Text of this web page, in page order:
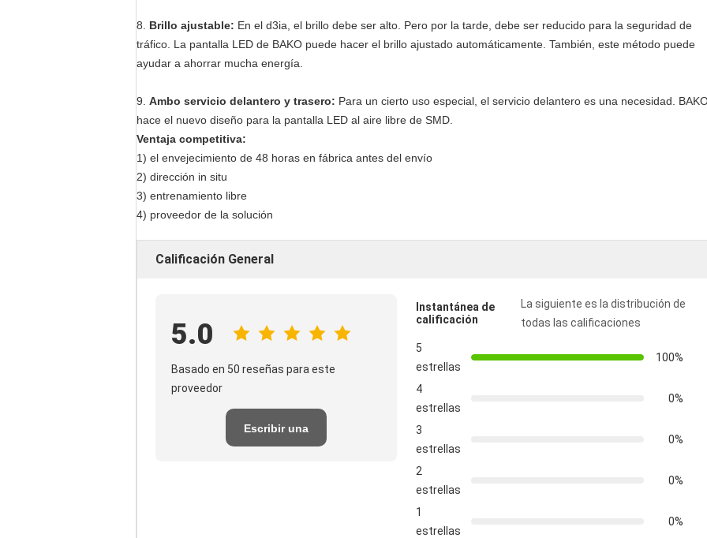
8. Brillo ajustable: En el d3ia, el brillo debe ser alto. Pero por la tarde, debe ser reducido para la seguridad de
tráfico. La pantalla LED de BAKO puede hacer el brillo ajustado automáticamente. También, este método puede
ayudar a ahorrar mucha energía.
9. Ambo servicio delantero y trasero: Para un cierto uso especial, el servicio delantero es una necesidad.
hace el nuevo diseño para la pantalla LED al aire libre de SMD.
Ventaja competitiva:
1) el envejecimiento de 48 horas en fábrica antes del envío
2) dirección in situ
3) entrenamiento libre
4) proveedor de la solución
Calificación General
5.0
Basado en 50 reseñas para este
proveedor
Escribir una
Instantánea de
calificación
La siguiente es la distribución de
todas las calificaciones
5
estrellas
100%
4
estrellas
0%
3
estrellas
0%
2
estrellas
0%
1
estrellas
0%